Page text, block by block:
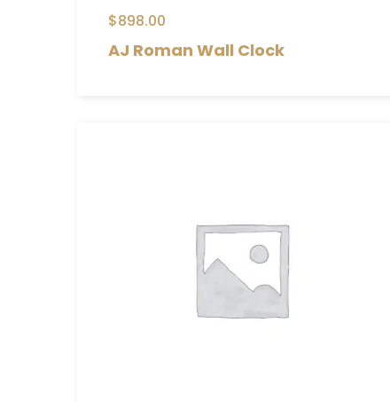
$898.00
AJ Roman Wall Clock